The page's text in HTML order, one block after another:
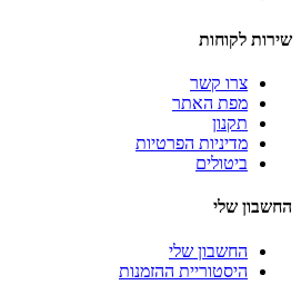
שירות לקוחות
צרו קשר
מפת האתר
תקנון
מדיניות הפרטיות
ביטולים
החשבון שלי
החשבון שלי
היסטוריית ההזמנות